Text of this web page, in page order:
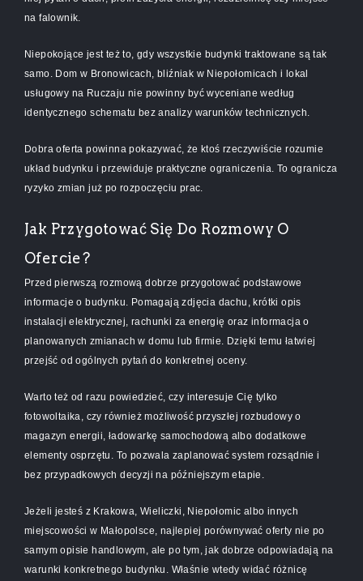
na falownik.
Niepokojące jest też to, gdy wszystkie budynki traktowane są tak
samo. Dom w Bronowicach, bliźniak w Niepołomicach i lokal
usługowy na Ruczaju nie powinny być wyceniane według
identycznego schematu bez analizy warunków technicznych.
Dobra oferta powinna pokazywać, że ktoś rzeczywiście rozumie
układ budynku i przewiduje praktyczne ograniczenia. To ogranicza
ryzyko zmian już po rozpoczęciu prac.
Jak Przygotować Się Do Rozmowy O
Ofercie?
Przed pierwszą rozmową dobrze przygotować podstawowe
informacje o budynku. Pomagają zdjęcia dachu, krótki opis
instalacji elektrycznej, rachunki za energię oraz informacja o
planowanych zmianach w domu lub firmie. Dzięki temu łatwiej
przejść od ogólnych pytań do konkretnej oceny.
Warto też od razu powiedzieć, czy interesuje Cię tylko
fotowoltaika, czy również możliwość przyszłej rozbudowy o
magazyn energii, ładowarkę samochodową albo dodatkowe
elementy osprzętu. To pozwala zaplanować system rozsądnie i
bez przypadkowych decyzji na późniejszym etapie.
Jeżeli jesteś z Krakowa, Wieliczki, Niepołomic albo innych
miejscowości w Małopolsce, najlepiej porównywać oferty nie po
samym opisie handlowym, ale po tym, jak dobrze odpowiadają na
warunki konkretnego budynku. Właśnie wtedy widać różnicę